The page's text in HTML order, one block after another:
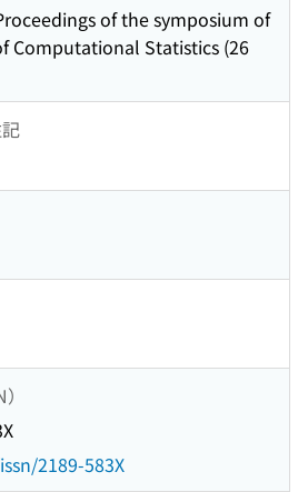
of the symposium of
Computational Statistics (26
2189-583X